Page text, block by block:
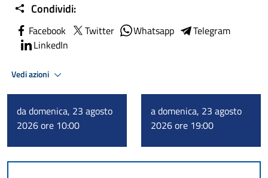
Condividi:
Facebook Twitter Whatsapp
Telegram
LinkedIn
Vedi azioni
da domenica, 23 agosto
2026 ore 10:00
a domenica, 23 agosto
2026 ore 19:00